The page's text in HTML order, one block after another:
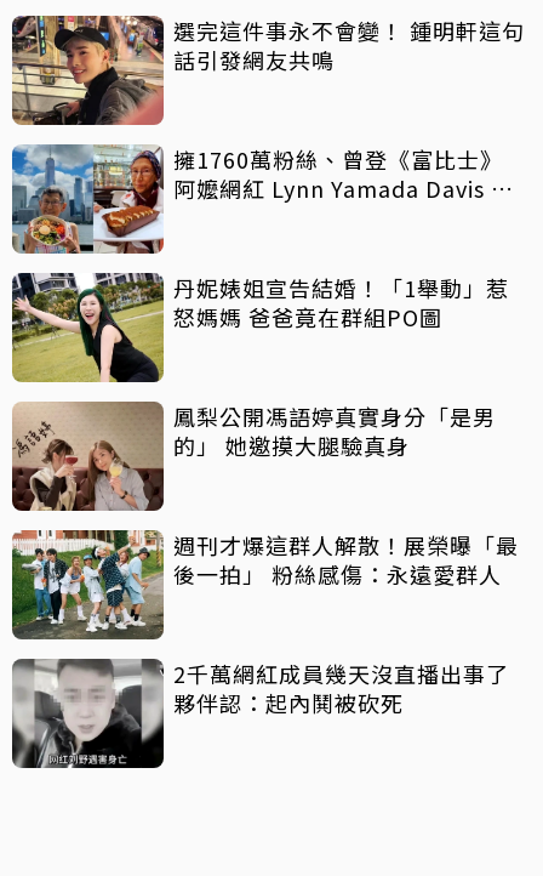
選完這件事永不會變！ 鍾明軒這句
話引發網友共鳴
擁1760萬粉絲、曾登《富比士》
阿嬤網紅 Lynn Yamada Davis 驚
丹妮婊姐宣告結婚！「1舉動」惹
怒媽媽 爸爸竟在群組PO圖
鳳梨公開馮語婷真實身分「是男
的」 她邀摸大腿驗真身
週刊才爆這群人解散！展榮曝「最
後一拍」 粉絲感傷：永遠愛群人
2千萬網紅成員幾天沒直播出事了
夥伴認：起內鬨被砍死